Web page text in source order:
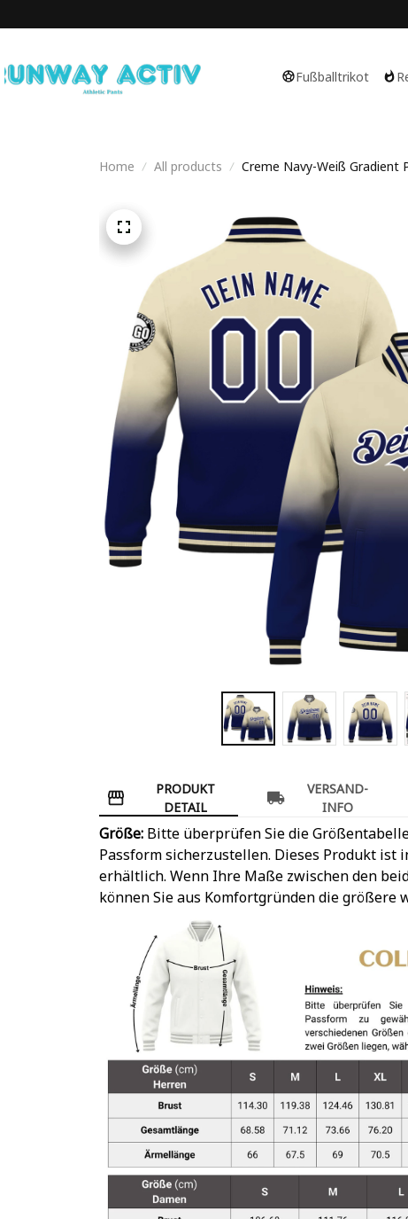
Fußballtrikot
Home All products Creme Navy-Weiß Gradient
PRODUKT
DETAIL
VERSAND-
INFO
Größe: Bitte überprüfen Sie die
Passform sicherzustellen. Dieses Produkt ist
erhältlich. Wenn Ihre Maße zwischen den
können Sie aus Komfortgründen die größere